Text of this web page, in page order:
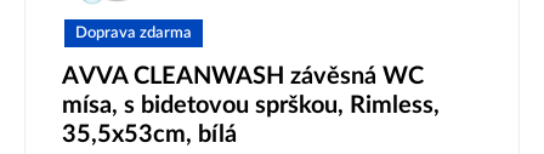
Doprava zdarma
AVVA CLEANWASH závěsná WC
mísa, s bidetovou sprškou, Rimless,
35,5x53cm, bílá